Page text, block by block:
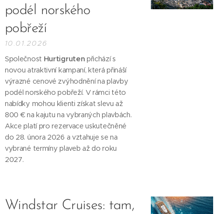
podél norského
pobřeží
10.01.2026
Společnost Hurtigruten přichází s
novou atraktivní kampaní, která přináší
výrazné cenové zvýhodnění na plavby
podél norského pobřeží. V rámci této
nabídky mohou klienti získat slevu až
800 € na kajutu na vybraných plavbách.
Akce platí pro rezervace uskutečněné
do 28. února 2026 a vztahuje se na
vybrané termíny plaveb až do roku
2027.
Windstar Cruises: tam,